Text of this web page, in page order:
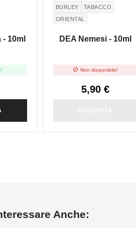
10ml
BURLEY
TABACCO
ORIENTAL
DEA Nemesi - 10ml
 Non disponibile!
5,90 €
Anche: